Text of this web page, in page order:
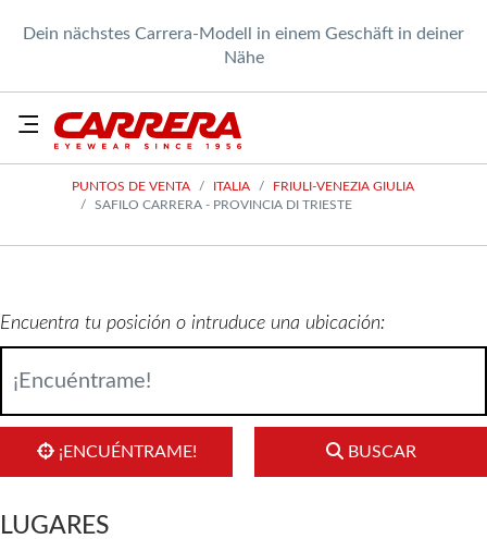
Dein nächstes Carrera-Modell in einem Geschäft in deiner
Nähe
PUNTOS DE VENTA ITALIA
FRIULI-VENEZIA GIULIA
SAFILO CARRERA - PROVINCIA DI TRIESTE
Encuentra tu posición o intruduce una ubicación:
¡ENCUÉNTRAME! BUSCAR
LUGARES